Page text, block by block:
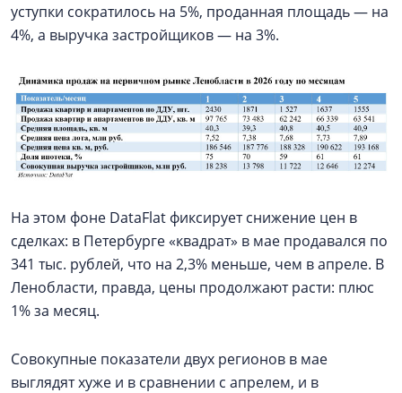
уступки сократилось на 5%, проданная площадь — на
4%, а выручка застройщиков — на 3%.
На этом фоне DataFlat фиксирует снижение цен в
сделках: в Петербурге «квадрат» в мае продавался по
341 тыс. рублей, что на 2,3% меньше, чем в апреле. В
Ленобласти, правда, цены продолжают расти: плюс
1% за месяц.
Совокупные показатели двух регионов в мае
выглядят хуже и в сравнении с апрелем, и в